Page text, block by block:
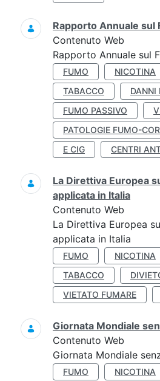
Rapporto Annuale sul
Contenuto Web
Rapporto Annuale sul
FUMO NICOTINA
TABACCO
DANNI
FUMO PASSIVO
PATOLOGIE FUMO-
E CIG
CENTRI
La Direttiva Europea
applicata in Italia
Contenuto Web
La Direttiva Europea
applicata in Italia
FUMO NICOTINA
TABACCO
VIETATO FUMARE
Giornata Mondiale
Contenuto Web
Giornata Mondiale
FUMO NICOTINA